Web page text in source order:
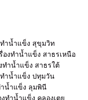
ทำน้ำแข็ง สุขุมวิท
องทำน้ำแข็ง สาธรเหนือ
ทำน้ำแข็ง สาธรใต้
ทำน้ำแข็ง ปทุมวัน
ำน้ำแข็ง ลุมพินี
ทำน้ำแข็ง คลองเตย